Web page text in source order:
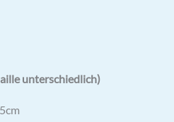
unterschiedlich)